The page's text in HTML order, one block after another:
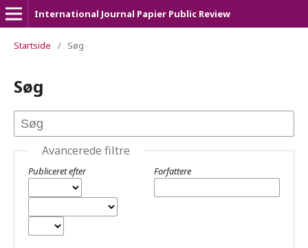
International Journal Papier Public Review
Startside / Søg
Søg
Avancerede filtre
Publiceret efter Forfattere